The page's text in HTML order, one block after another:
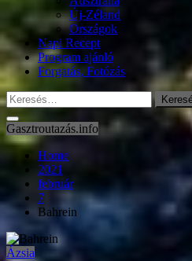
Új-Zéland
Országok
Napi Recept
Program ajánló
Forgatás, Fotózás
Keresés:
Gasztroutazás.info
Home
2021
február
7
Bahrein
Ázsia